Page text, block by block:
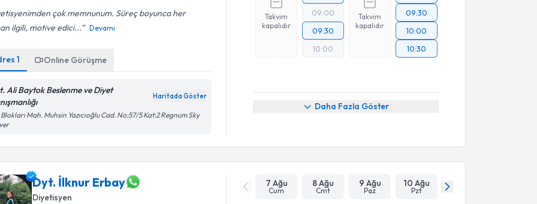
çok memnunum. Süreç boyunca her
ilgili, motive edici...
Devamı
1 Online Görüşme
Ali Baytok Beslenme ve Diyet
Haritada Göster
Blokları Mah. Muhsin Yazıcıoğlu Cad. No:57/5 Kat:2 Regnum Sky
Takvim
kapalıdır
09:00
09:30
10:00
Takvim
kapalıdır
09:30
10:00
10:30
Daha Fazla Göster
Dyt. İlknur Erbay
Diyetisyen
7 Ağu
Cum
8 Ağu
Cmt
9 Ağu
Paz
10 Ağu
Pzt